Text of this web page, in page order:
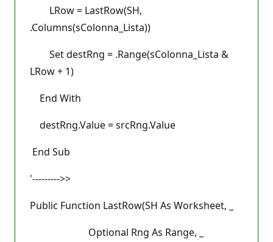
LRow = LastRow(SH,
.Columns(sColonna_Lista))
Set destRng = .Range(sColonna_Lista &
LRow + 1)
End With
destRng.Value = srcRng.Value
End Sub
'--------->>
Public Function LastRow(SH As Worksheet, _
Optional Rng As Range, _